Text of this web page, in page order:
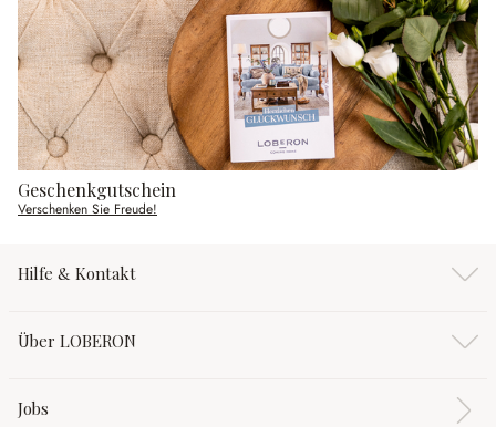
Geschenkgutschein
Verschenken Sie Freude!
Hilfe & Kontakt
Über LOBERON
Jobs